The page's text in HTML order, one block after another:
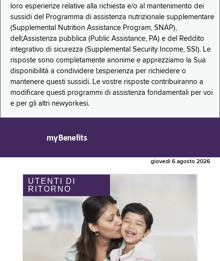
loro esperienze relative alla richiesta e/o al mantenimento dei
sussidi del Programma di assistenza nutrizionale supplementare
(Supplemental Nutrition Assistance Program, SNAP),
dell;Assistenza pubblica (Public Assistance, PA) e del Reddito
integrativo di sicurezza (Supplemental Security Income, SSI). Le
risposte sono completamente anonime e apprezziamo la Sua
disponibilità a condividere l;esperienza per richiedere o
mantenere questi sussidi. Le vostre risposte contribuiranno a
modificare questi programmi di assistenza fondamentali per voi
e per gli altri newyorkesi.
myBenefits
giovedì 6 agosto 2026
UTENTI DI
RITORNO